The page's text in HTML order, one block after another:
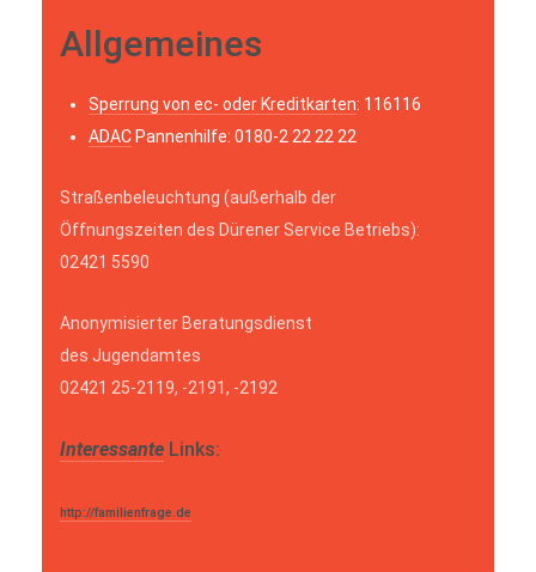
Allgemeines
Sperrung von ec- oder Kreditkarten: 116116
ADACPannenhilfe: 0180-2 22 22 22
Straßenbeleuchtung (außerhalb der
Öffnungszeiten des Dürener Service Betriebs):
02421 5590
Anonymisierter Beratungsdienst
des Jugendamtes
02421 25-2119, -2191, -2192
Interessante Links:
http://familienfrage.de